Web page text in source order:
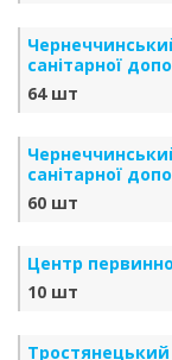
санітарної
64 шт
санітарної
60 шт
Центр
10 шт